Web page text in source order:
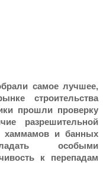
самое лучшее,
строительства
прошли проверку
разрешительной
хаммамов и банных
особыми
к перепадам